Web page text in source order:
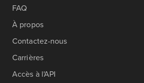
FAQ
À propos
Contactez-nous
Carrières
Accès à l'API